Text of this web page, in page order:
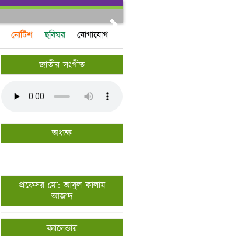
নোটিশ ছবিঘর যোগাযোগ
জাতীয় সংগীত
অধ্যক্ষ
প্রফেসর মো: আবুল কালাম
আজাদ
ক্যালেন্ডার